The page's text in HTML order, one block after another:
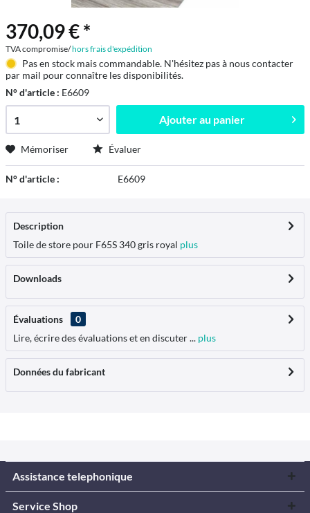
370,09 € *
TVA compromise/hors frais d'expédition
Pas en stock mais commandable. N'hésitez pas à nous contacter
par mail pour connaître les disponibilités.
N° d'article : E6609
Ajouter au panier
Mémoriser Évaluer
N° d'article : E6609
Description
Toile de store pour F65S 340 gris royal plus
Downloads
Évaluations
0
Lire, écrire des évaluations et en discuter ... plus
Données du fabricant
Assistance telephonique
Service Shop